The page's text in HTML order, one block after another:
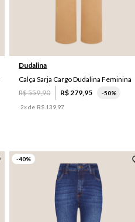
42 44
Dudalina
Calça Sarja Cargo Dudalina Feminina
R$559,90 R$ 279 95 -50%
2x de R$ 139 97
-40%